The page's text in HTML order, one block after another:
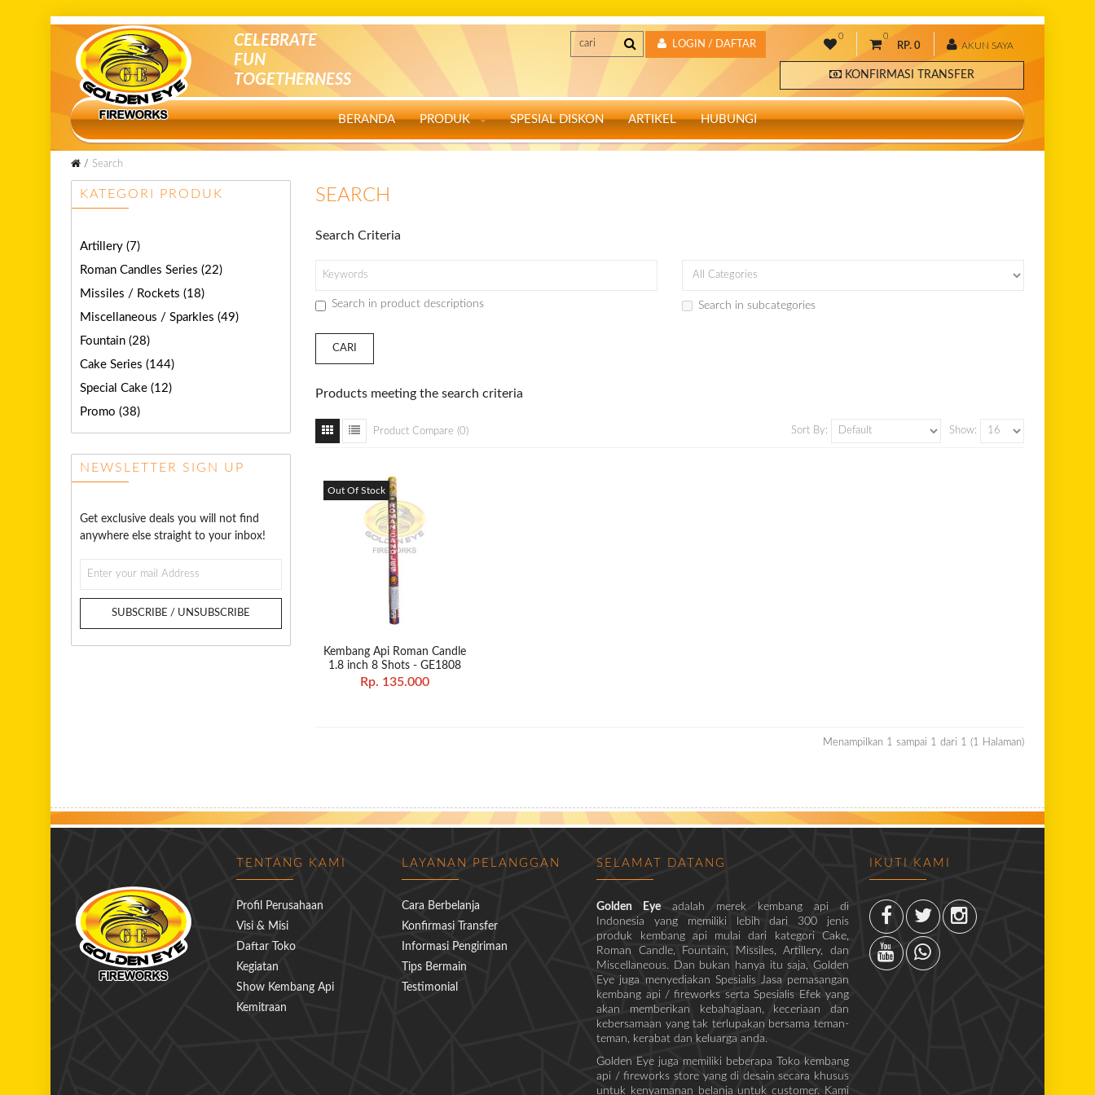
CELEBRATE
FUN
TOGETHERNESS
KONFIRMASI TRANSFER
0 0
RP. 0 AKUN SAYA
LOGIN / DAFTAR
BERANDA PRODUK SPESIAL DISKON ARTIKEL HUBUNGI
Search
KATEGORI PRODUK
Artillery (7)
Roman Candles Series (22)
Missiles / Rockets (18)
Miscellaneous / Sparkles (49)
Fountain (28)
Cake Series (144)
Special Cake (12)
Promo (38)
NEWSLETTER SIGN UP
Get exclusive deals you will not find
anywhere else straight to your inbox!
SUBSCRIBE / UNSUBSCRIBE
SEARCH
Search Criteria
Search in product descriptions Search in subcategories
Products meeting the search criteria
Show:
Sort By:
Product Compare (0)
Out Of Stock
Kembang Api Roman Candle
1.8 inch 8 Shots - GE1808
Rp. 135.000
Menampilkan 1 sampai 1 dari 1 (1 Halaman)
TENTANG KAMI
Profil Perusahaan
Visi & Misi
Daftar Toko
Kegiatan
Show Kembang Api
Kemitraan
LAYANAN PELANGGAN
Cara Berbelanja
Konfirmasi Transfer
Informasi Pengiriman
Tips Bermain
Testimonial
SELAMAT DATANG
Golden Eye adalah merek kembang api di
Indonesia yang memiliki lebih dari 300 jenis
produk kembang api mulai dari kategori Cake,
Roman Candle, Fountain, Missiles, Artillery, dan
Miscellaneous. Dan bukan hanya itu saja, Golden
Eye juga menyediakan Spesialis Jasa pemasangan
kembang api / fireworks serta Spesialis Efek yang
akan memberikan kebahagiaan, keceriaan dan
kebersamaan yang tak terlupakan bersama teman-
teman, kerabat dan keluarga anda.
Golden Eye juga memiliki beberapa Toko kembang
api / fireworks store yang di desain secara khusus
untuk kenyamanan belanja untuk customer. Kami
IKUTI KAMI